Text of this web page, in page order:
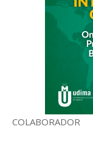
COLABORADOR